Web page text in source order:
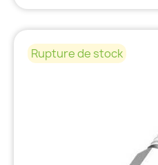
Rupture de stock